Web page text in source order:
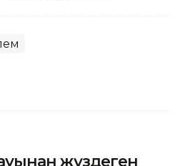
жүздеген